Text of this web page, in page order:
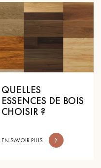
PROJET ?
pour vous guider pas à
de votre parquet.
vous appelle
QUELLES
ESSENCES DE BOIS
CHOISIR ?
EN SAVOIR PLUS